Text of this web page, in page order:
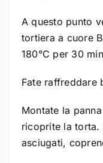
A questo punto
tortiera a cuore
180°C per 30
Fate raffreddare
Montate la
ricoprite la torta.
asciugati,